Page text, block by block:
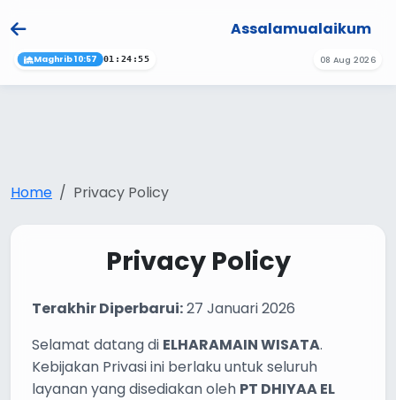
Assalamualaikum
Maghrib 10:57 01:24:54 08 Aug 2026
Home Privacy Policy
Privacy Policy
Terakhir Diperbarui:27 Januari 2026
Selamat datang di ELHARAMAIN WISATA.
Kebijakan Privasi ini berlaku untuk seluruh
layanan yang disediakan oleh PT DHIYAA EL